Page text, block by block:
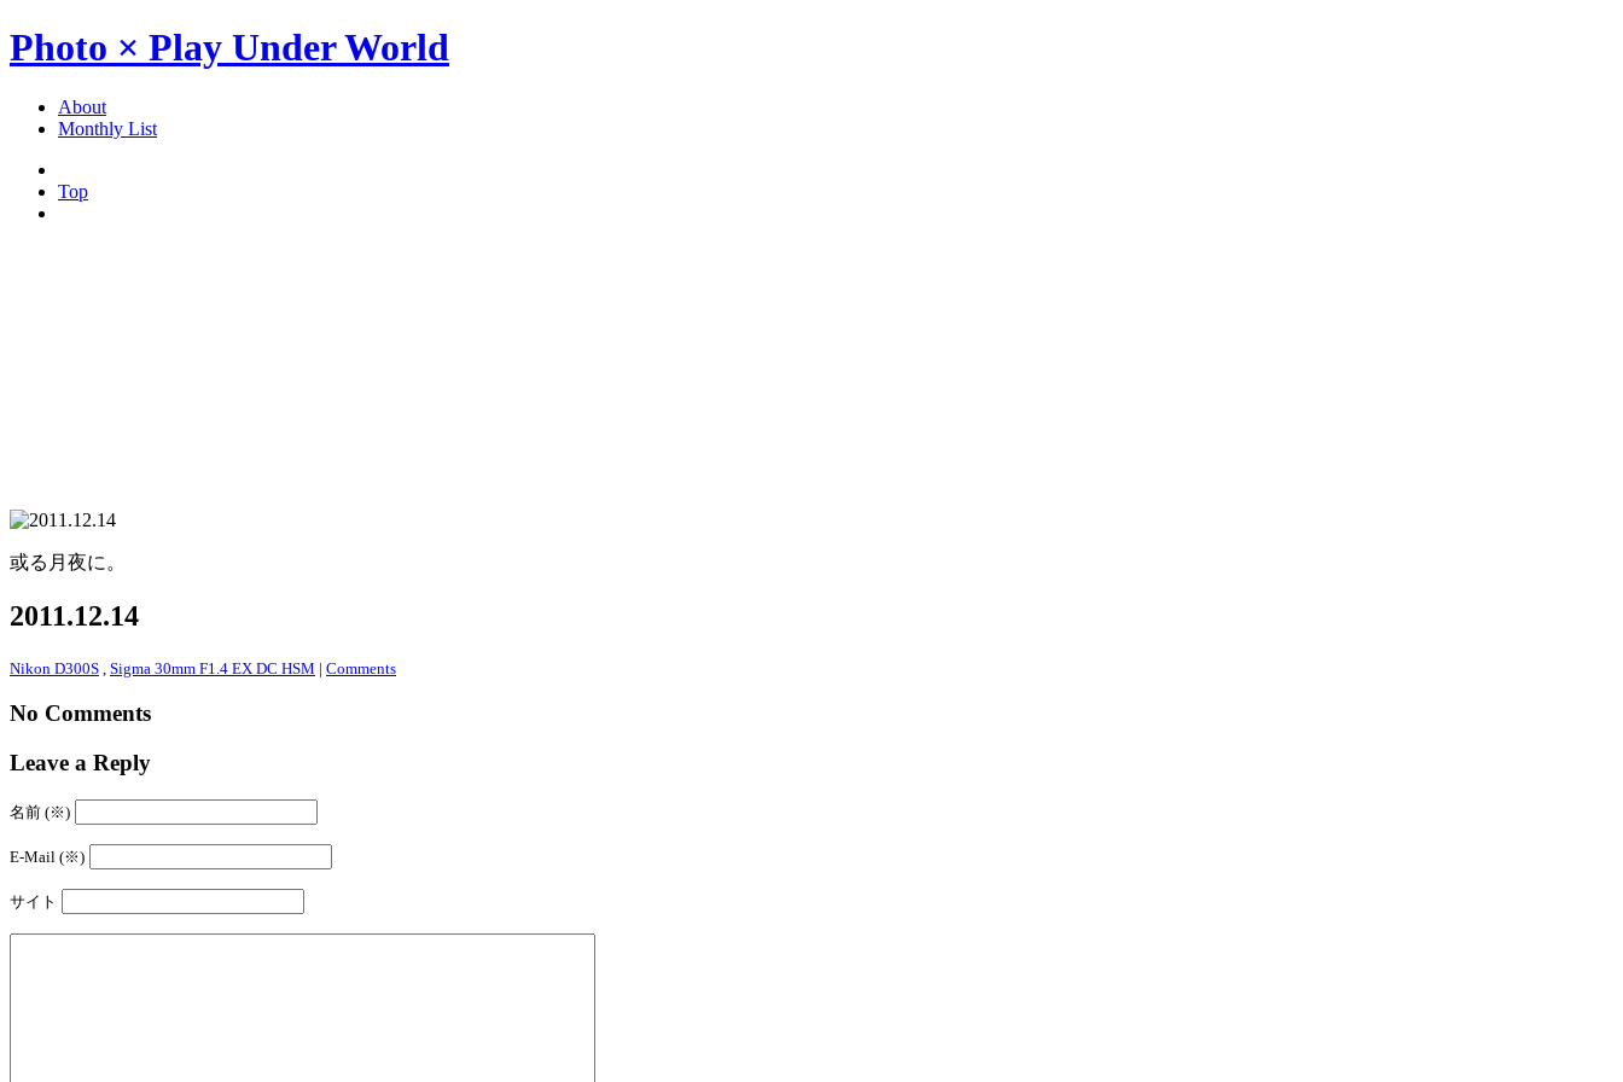
Photo × Play Under World
About
Monthly List
Top
或る月夜に。
2011.12.14
Nikon D300S Sigma 30mm F1.4 EX DC HSM | Comments
No Comments
Leave a Reply
名前 (※)
E-Mail (※)
サイト